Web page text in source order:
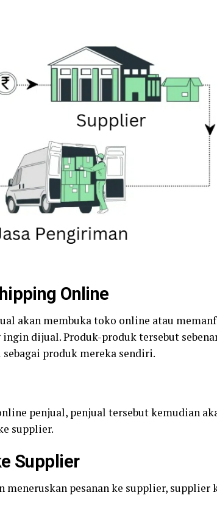
Online
akan membuka toko online atau
dijual. Produk-produk tersebut
produk mereka sendiri.
penjual, penjual tersebut kemudian
supplier.
Supplier
pesanan ke supplier, supplier